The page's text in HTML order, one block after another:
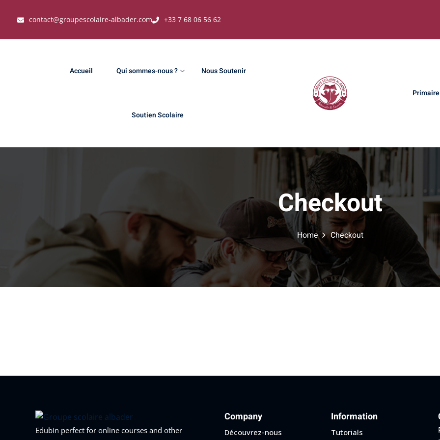
contact@groupescolaire-albader.com +33 7 68 06 56 62
Accueil Qui sommes-nous ? Nous Soutenir
Soutien Scolaire
Primaire
Checkout
Home Checkout
Edubin perfect for online courses and other
Company
Découvrez-nous
Information
Tutorials